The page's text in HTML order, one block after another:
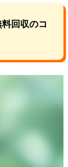
回収のコ